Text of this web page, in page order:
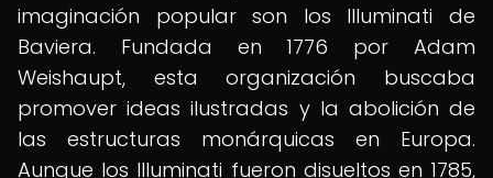
imaginación popular son los Illuminati de
Baviera. Fundada en 1776 por Adam
Weishaupt, esta organización buscaba
promover ideas ilustradas y la abolición de
las estructuras monárquicas en Europa.
Aunque los Illuminati fueron disueltos en 1785,